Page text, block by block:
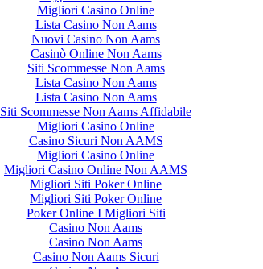
Migliori Casino Online
Lista Casino Non Aams
Nuovi Casino Non Aams
Casinò Online Non Aams
Siti Scommesse Non Aams
Lista Casino Non Aams
Lista Casino Non Aams
Siti Scommesse Non Aams Affidabile
Migliori Casino Online
Casino Sicuri Non AAMS
Migliori Casino Online
Migliori Casino Online Non AAMS
Migliori Siti Poker Online
Migliori Siti Poker Online
Poker Online I Migliori Siti
Casino Non Aams
Casino Non Aams
Casino Non Aams Sicuri